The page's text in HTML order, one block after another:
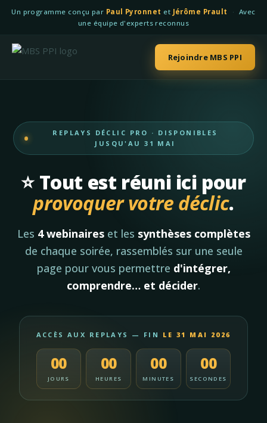
Un programme conçu par Paul Pyronnet et Jérôme Prault ·
Avec
une équipe d'experts reconnus
Rejoindre MBS PPI
REPLAYS DÉCLIC PRO · DISPONIBLES
JUSQU'AU 31 MAI
⭐️ Tout est réuni ici pour
provoquer votre déclic.
Les 4 webinaireset les synthèses complètes
de chaque soirée, rassemblés sur une seule
page pour vous permettre d'intégrer,
comprendre… et décider.
ACCÈS AUX REPLAYS — FIN LE 31 MAI 2026
00
JOURS
00
HEURES
00
MINUTES
00
SECONDES